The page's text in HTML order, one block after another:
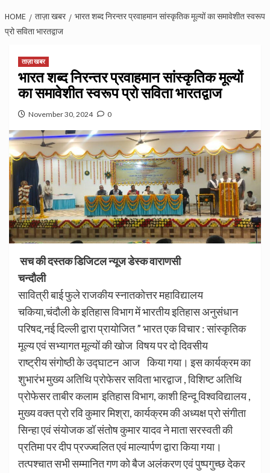
HOME ताज़ा खबर
भारत शब्द निरन्तर प्रवाहमान सांस्कृतिक मूल्यों का समावेशीत स्वरूप
प्रो सविता भारतद्वाज
ताज़ा खबर
भारत शब्द निरन्तर प्रवाहमान सांस्कृतिक मूल्यों
का समावेशीत स्वरूप प्रो सविता भारतद्वाज
November 30, 2024 0
सच की दस्तक डिजिटल न्यूज डेस्क वाराणसी
चन्दौली
सावित्री बाई फुले राजकीय स्नातकोत्तर महाविद्यालय
चकिया,चंदौली के इतिहास विभाग में भारतीय इतिहास अनुसंधान
परिषद,नई दिल्ली द्वारा प्रायोजित ” भारत एक विचार : सांस्कृतिक
मूल्य एवं सभ्यागत मूल्यों की खोज विषय पर दो दिवसीय
राष्ट्रीय संगोष्ठी के उद्घाटन आज किया गया। इस कार्यक्रम का
शुभारंभ मुख्य अतिथि प्रोफेसर सविता भारद्वाज , विशिष्ट अतिथि
प्रोफेसर ताबीर कलाम इतिहास विभाग, काशी हिन्दू विश्वविद्यालय ,
मुख्य वक्त प्रो रवि कुमार मिश्रा, कार्यक्रम की अध्यक्ष प्रो संगीता
सिन्हा एवं संयोजक डॉ संतोष कुमार यादव ने माता सरस्वती की
प्रतिमा पर दीप प्रज्ज्वलित एवं माल्यार्पण द्वारा किया गया।
तत्पश्चात सभी सम्मानित गण को बैज अलंकरण एवं पुष्पगुच्छ देकर